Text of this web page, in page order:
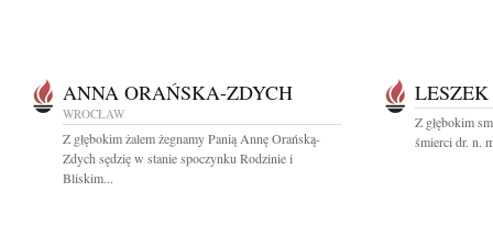
ANNA ORAŃSKA-ZDYCH
WROCŁAW
Z głębokim żalem żegnamy Panią Annę Orańską-
Zdych sędzię w stanie spoczynku Rodzinie i
Bliskim...
Z głębokim
śmierci dr. n.